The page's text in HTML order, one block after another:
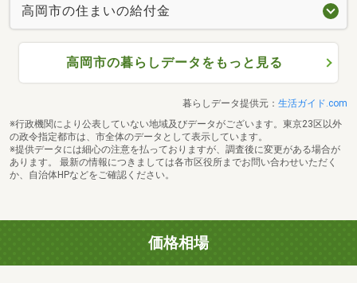
高岡市の住まいの給付金
高岡市の暮らしデータをもっと見る
暮らしデータ提供元： 生活ガイド.com
※行政機関により公表していない地域及びデータがございます。東京23区以外
の政令指定都市は、市全体のデータとして表示しています。
※提供データには細心の注意を払っておりますが、調査後に変更がある場合が
あります。 最新の情報につきましては各市区役所までお問い合わせいただく
か、自治体HPなどをご確認ください。
価格相場